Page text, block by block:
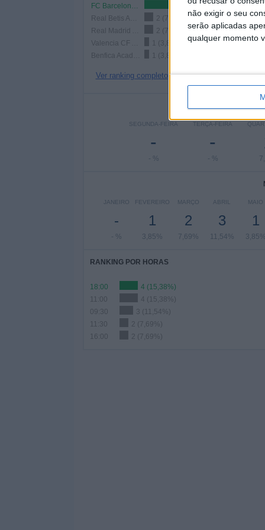
não exigir o seu
serão aplicadas
qualquer momento
FC Barcelona Academy
14 (53,85%)
2 (7,69%)
2 (7,69%)
1 (3,85%)
1 (3,85%)
Ver ranking completo
SEGUNDA-FEIRA
-
- %
TERÇA-FEIRA
-
- %
JANEIRO
-
- %
FEVEREIRO
1
3,85%
MARÇO
2
7,69%
ABRIL
3
11,54%
MAIO
1
3,85%
RANKING POR HORAS
18:00
4 (15,38%)
4 (15,38%)
09:30
3 (11,54%)
11:30
2 (7,69%)
16:00
2 (7,69%)